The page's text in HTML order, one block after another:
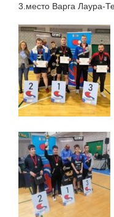
3.место Варга Лаура-